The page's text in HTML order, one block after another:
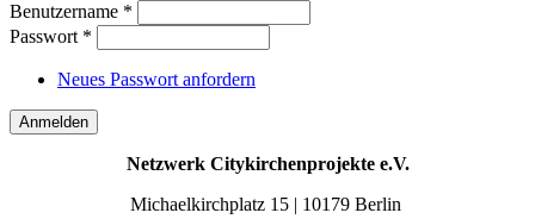
Benutzername *
Passwort *
Neues Passwort anfordern
Netzwerk Citykirchenprojekte e.V.
Michaelkirchplatz 15 | 10179 Berlin